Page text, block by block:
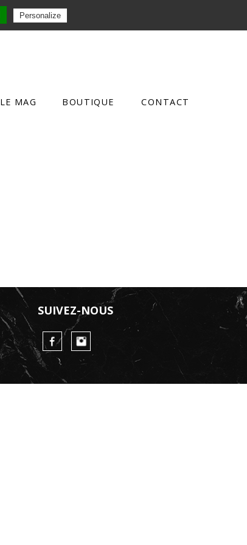
Personalize
LE MAG BOUTIQUE CONTACT
SUIVEZ-NOUS
FaceBook